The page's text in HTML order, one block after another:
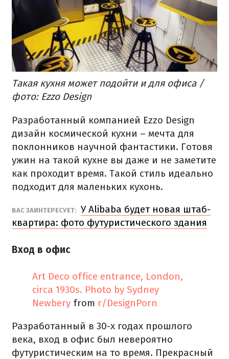
Такая кухня может подойти и для офиса /
фото: Ezzo Design
Разработанный компанией Ezzo Design
дизайн космической кухни – мечта для
поклонников научной фантастики. Готовя
ужин на такой кухне вы даже и не заметите
как проходит время. Такой стиль идеально
подходит для маленьких кухонь.
ВАС ЗАИНТЕРЕСУЕТ: У Alibaba будет новая штаб-
квартира: фото футуристического здания
Вход в офис
Art Deco office entrance, London,
circa 1930s. Photo by Sydney
Newbery from r/DesignPorn
Разработанный в 30-х годах прошлого
века, вход в офис был невероятно
футуристическим на то время. Прекрасный